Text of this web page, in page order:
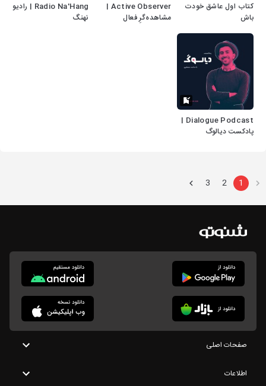
کتاب اول عاشق خودت
باش
Active Observer |
مشاهده‌گرِ فعال
Radio Na'Hang | رادیو
نهنگ
Dialogue Podcast |
پادکست دیالوگ
1
2
3
صفحات اصلی
اطلاعات